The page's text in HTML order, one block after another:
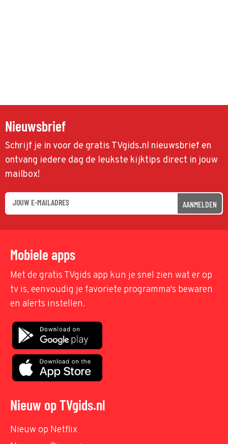
Nieuwsbrief
Schrijf je in voor de gratis TVgids.nl nieuwsbrief en
ontvang iedere dag de leukste kijktips direct in jouw
mailbox!
AANMELDEN
Mobiele apps
Met de gratis TVgids app kun je snel zien wat er op
tv is, eenvoudig je favoriete programma's bewaren
en alerts instellen.
Nieuw op TVgids.nl
Nieuw op Netflix